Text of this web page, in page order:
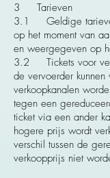
3 Tarieven
3.1 Geldige
op het moment van
en weergegeven op
3.2 Tickets voor
de vervoerder kunnen
verkoopkanalen
tegen een
ticket via een ander
hogere prijs wordt
verschil tussen de
verkoopprijs niet